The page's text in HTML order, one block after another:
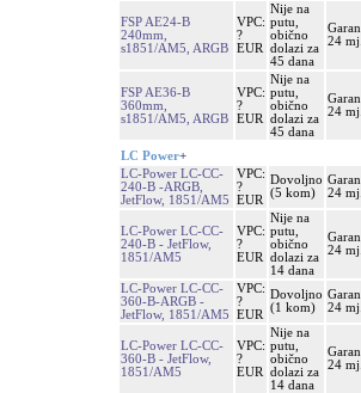
FSP AE24-B
240mm,
s1851/AM5, ARGB
VPC:
?
EUR
Nije na
putu,
obično
dolazi za
45 dana
Garan.
24 mj.
FSP AE36-B
360mm,
s1851/AM5, ARGB
VPC:
?
EUR
Nije na
putu,
obično
dolazi za
45 dana
Garan.
24 mj.
LC Power+
LC-Power LC-CC-
240-B -ARGB,
JetFlow, 1851/AM5
VPC:
?
EUR
Dovoljno
(5 kom)
Garan.
24 mj.
LC-Power LC-CC-
240-B - JetFlow,
1851/AM5
VPC:
?
EUR
Nije na
putu,
obično
dolazi za
14 dana
Garan.
24 mj.
LC-Power LC-CC-
360-B-ARGB -
JetFlow, 1851/AM5
VPC:
?
EUR
Dovoljno
(1 kom)
Garan.
24 mj.
LC-Power LC-CC-
360-B - JetFlow,
1851/AM5
VPC:
?
EUR
Nije na
putu,
obično
dolazi za
14 dana
Garan.
24 mj.